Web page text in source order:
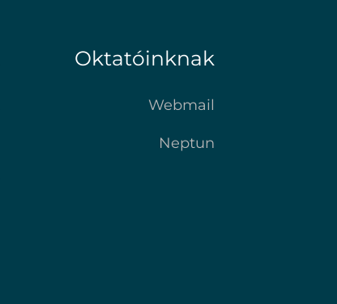
Oktatóinknak
Webmail
Neptun